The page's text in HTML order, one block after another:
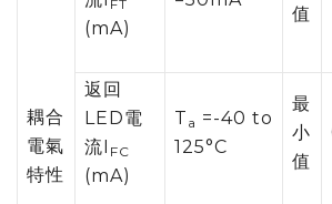
耦合
電氣
特性
FT
(mA)
值
返回
LED電
流I FC
(mA)
T a =-40 to
125°C
最
小
值